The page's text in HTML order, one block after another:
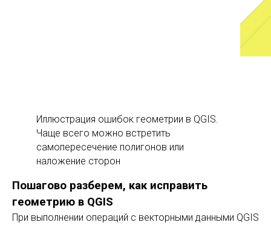
Иллюстрация ошибок геометрии в QGIS.
Чаще всего можно встретить
самопересечение полигонов или
наложение сторон
Пошагово разберем, как исправить
геометрию в QGIS
При выполнении операций с векторными данными QGIS